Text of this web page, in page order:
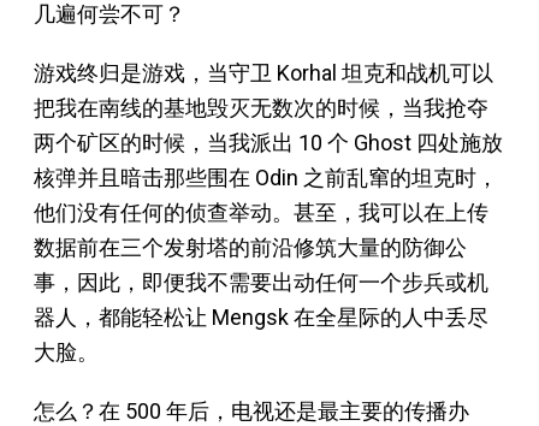
几遍何尝不可？
游戏终归是游戏，当守卫 Korhal 坦克和战机可以
把我在南线的基地毁灭无数次的时候，当我抢夺
两个矿区的时候，当我派出 10 个 Ghost 四处施放
核弹并且暗击那些围在 Odin 之前乱窜的坦克时，
他们没有任何的侦查举动。甚至，我可以在上传
数据前在三个发射塔的前沿修筑大量的防御公
事，因此，即便我不需要出动任何一个步兵或机
器人，都能轻松让 Mengsk 在全星际的人中丢尽
大脸。
怎么？在 500 年后，电视还是最主要的传播办